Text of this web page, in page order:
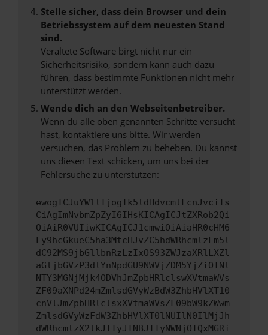
Stelle sicher, dass dein Browser und dein
Betriebssystem auf dem neuesten Stand
sind.
Veraltete Software birgt nicht nur ein
Sicherheitsrisiko, sondern kann auch dazu
führen, dass bestimmte Funktionen nicht mehr
unterstützt werden.
Wende dich an den Webseitenbetreiber.
Wenn du alle oben genannten Schritte versucht
hast, kontaktiere uns bitte. Wir werden
versuchen, das Problem zu beheben. Du kannst
uns diesen Text schicken, um uns bei der
Fehlersuche zu unterstützen:
ewogICJuYW1lIjogIk5ldHdvcmtFcnJvciIs
CiAgImNvbmZpZyI6IHsKICAgICJtZXRob2Qi
OiAiR0VUIiwKICAgICJ1cmwiOiAiaHR0cHM6
Ly9hcGkueC5ha3MtcHJvZC5hdWRhcmlzLm5l
dC92MS9jbGllbnRzLzIxOS93ZWJzaXRlLXZl
aGljbGVzP3dlYnNpdGU9NWVjZDM5YjZiOTNl
NTY3MGNjMjk4ODVhJmZpbHRlclswXVtmaWVs
ZF09aXNPd24mZmlsdGVyWzBdW3ZhbHVlXT10
cnVlJmZpbHRlclsxXVtmaWVsZF09bW9kZWwm
ZmlsdGVyWzFdW3ZhbHVlXT0lNUIlN0IlMjJh
dWRhcmlzX2lkJTIyJTNBJTIyNWNjOTQxMGRi